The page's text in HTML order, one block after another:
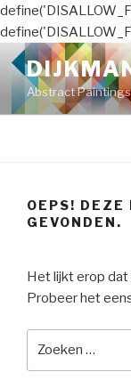
Naar
de
inhoud
springen
Abstract
OEPS! DEZE
GEVONDEN.
Het lijkt erop dat
Probeer het